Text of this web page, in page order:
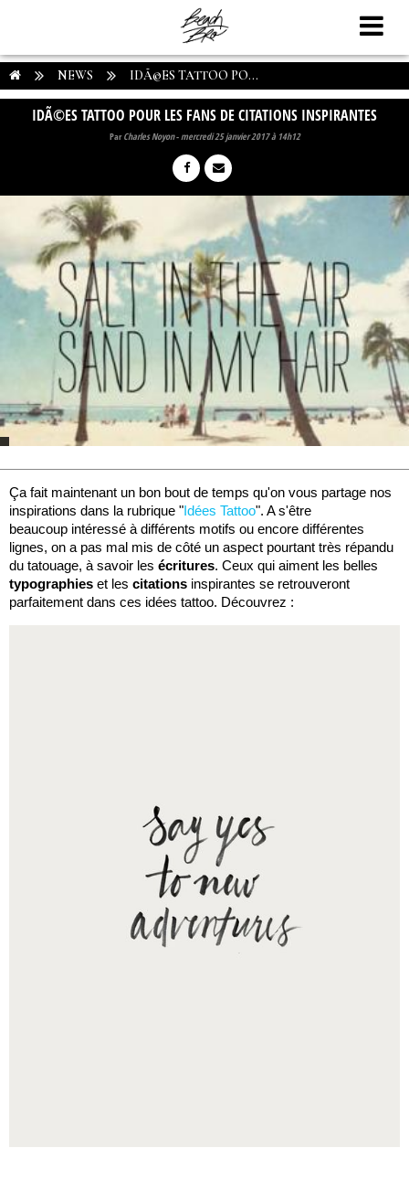
NEWS IDÃ©ES TATTOO PO...
IDÃ©ES TATTOO POUR LES FANS DE CITATIONS INSPIRANTES
ParCharles Noyon-mercredi 25 janvier 2017 à 14h12
Ça fait maintenant un bon bout de temps qu'on vous partage nos
inspirations dans la rubrique "Idées Tattoo". A s'être
beaucoup intéressé à différents motifs ou encore différentes
lignes, on a pas mal mis de côté un aspect pourtant très répandu
du tatouage, à savoir les écritures. Ceux qui aiment les belles
typographies et les citations inspirantes se retrouveront
parfaitement dans ces idées tattoo. Découvrez :